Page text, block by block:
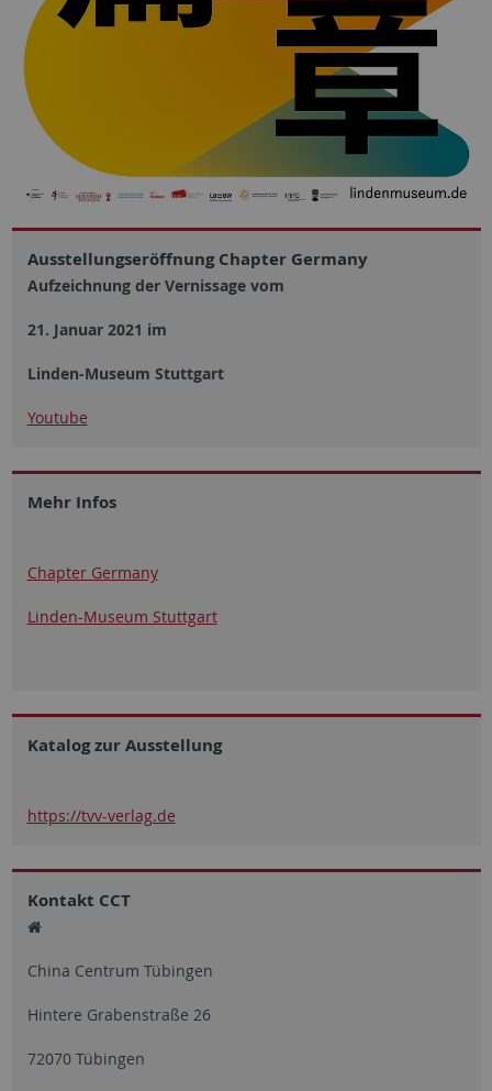
Ausstellungseröffnung Chapter Germany
Aufzeichnung der Vernissage vom
21. Januar 2021 im
Linden-Museum Stuttgart
Youtube
Mehr Infos
Chapter Germany
Linden-Museum Stuttgart
Katalog zur Ausstellung
https://tvv-verlag.de
Kontakt CCT
China Centrum Tübingen
Hintere Grabenstraße 26
72070 Tübingen